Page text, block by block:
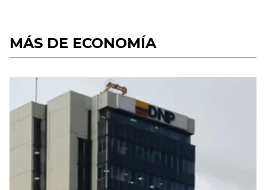
MÁS DE ECONOMÍA